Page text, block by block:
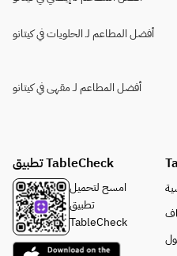
أفضل المطاعم لـ الحلويات في كيتانو
أفضل المطاعم لـ مقهى في كيتانو
تطبيق TableCheck
امسح لتحميل
تطبيق
TableCheck